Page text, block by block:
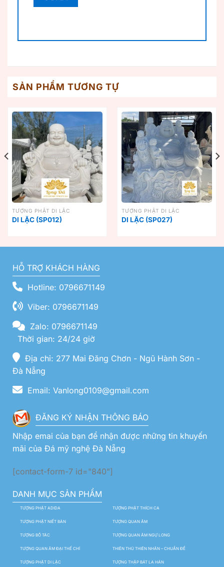
SẢN PHẨM TƯƠNG TỰ
TƯỢNG PHẬT DI LẶC
DI LẶC (SP012)
TƯỢNG PHẬT DI LẶC
DI LẶC (SP027)
HỖ TRỢ KHÁCH HÀNG
Hotline: 0796671149
Viber: 0796671149
Zalo: 0796671149
Thời gian: 24/24 giờ
Địa chỉ: 277 Mai Đăng Chơn - Ngũ Hành Sơn -
Đà Nẵng
Email: Vanlong0109@gmail.com
ĐĂNG KÝ NHẬN THÔNG BÁO
Nhập emai của bạn để nhận được những tin khuyến
mãi của Đá mỹ nghệ Đà Nẵng
[contact-form-7 id="840"]
DANH MỤC SẢN PHẨM
TƯỢNG PHẬT ADIDA TƯỢNG PHẬT THÍCH CA
TƯỢNG PHẬT NIẾT BÀN TƯỢNG QUAN ÂM
TƯỢNG BỒ TÁC TƯỢNG QUAN ÂM NGỰ LONG
TƯỢNG QUAN ÂM ĐẠI THẾ CHÍ THIÊN THỦ THIÊN NHÃN – CHUẨN ĐỀ
TƯỢNG PHẬT DI LẶC TƯỢNG THẬP BÁT LA HÁN